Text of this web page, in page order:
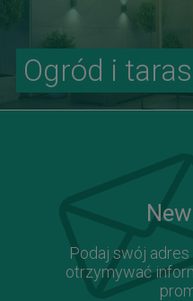
Ogród i taras
Podaj swój
otrzymywać